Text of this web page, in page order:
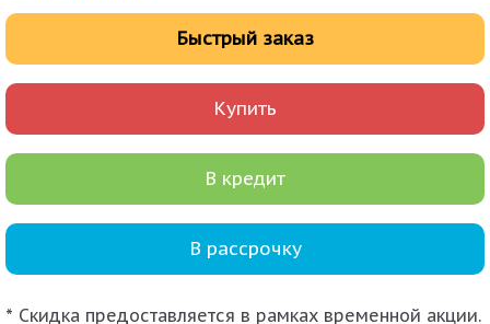
Купить
Быстрый заказ
В кредит
В рассрочку
* Скидка предоставляется в рамках временной акции.